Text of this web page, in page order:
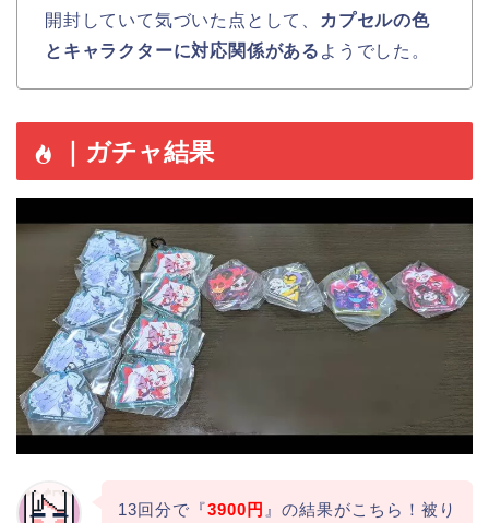
開封していて気づいた点として、
カプセルの色
とキャラクターに対応関係がある ようでした。
｜ガチャ結果
13回分で『3900円 』の結果がこちら！被り